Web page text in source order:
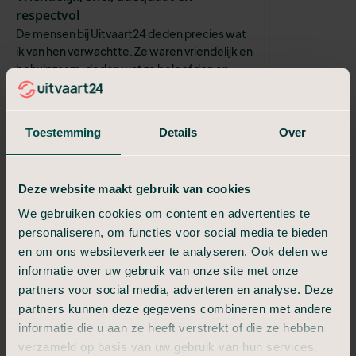
Toestemming Details Over
Deze website maakt gebruik van cookies
We gebruiken cookies om content en advertenties te
personaliseren, om functies voor social media te bieden
en om ons websiteverkeer te analyseren. Ook delen we
informatie over uw gebruik van onze site met onze
partners voor social media, adverteren en analyse. Deze
partners kunnen deze gegevens combineren met andere
informatie die u aan ze heeft verstrekt of die ze hebben
verzameld op basis van uw gebruik van hun services.
respectvol
De mensen bij Uitvaart24 deden precies wat
ik van hen verwachtte. Ze waren vriendelijk en
behulpzaam, deden wat ze beloofden en
namen me alle formaliteiten uit ...
Klantvriendelijk en zeer flexibel
Van alles was mogelijk, zeer sympathieke en
creatief werd meegedacht en dat ik dd
Simone
De begeleiding/regelen door oa Glen
gaf mij rust en vertrouwen
Wat ik heel erg gewaardeerd heb was dat
Glen in grijs kostuum kwam bij uitvaart,van
mijn dochter Suzan Lindeman in Enschede, ik
had nl aangegeven dat ik geen zw...